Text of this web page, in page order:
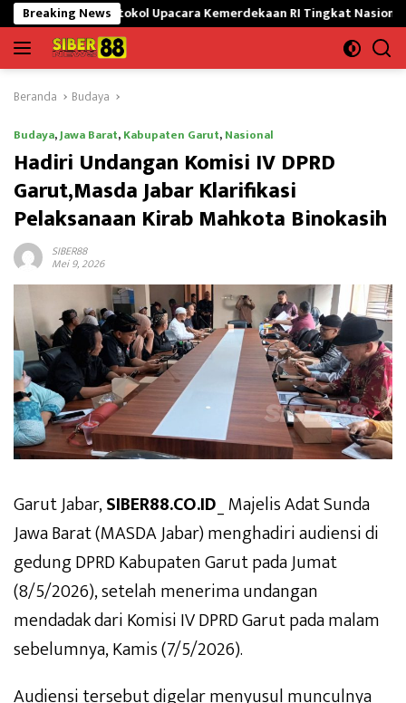
Langsung
ke
konten
Breaking News
Upacara Kemerdekaan RI Tingkat Nasional
Beranda Budaya
Budaya,Jawa Barat,Kabupaten Garut,Nasional
Hadiri Undangan Komisi IV DPRD
Garut,Masda Jabar Klarifikasi
Pelaksanaan Kirab Mahkota Binokasih
SIBER88
Mei 9, 2026
Garut Jabar,SIBER88.CO.ID _ Majelis Adat Sunda
Jawa Barat (MASDA Jabar) menghadiri audiensi di
gedung DPRD Kabupaten Garut pada Jumat
(8/5/2026), setelah menerima undangan
mendadak dari Komisi IV DPRD Garut pada malam
sebelumnya, Kamis (7/5/2026).
Audiensi tersebut digelar menyusul munculnya